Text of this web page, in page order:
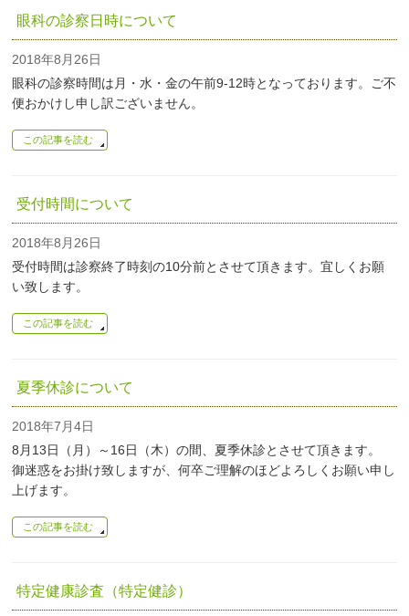
眼科の診察日時について
2018年8月26日
眼科の診察時間は月・水・金の午前9-12時となっております。ご不
便おかけし申し訳ございません。
この記事を読む
受付時間について
2018年8月26日
受付時間は診察終了時刻の10分前とさせて頂きます。宜しくお願
い致します。
この記事を読む
夏季休診について
2018年7月4日
8月13日（月）～16日（木）の間、夏季休診とさせて頂きます。
御迷惑をお掛け致しますが、何卒ご理解のほどよろしくお願い申し
上げます。
この記事を読む
特定健康診査（特定健診）